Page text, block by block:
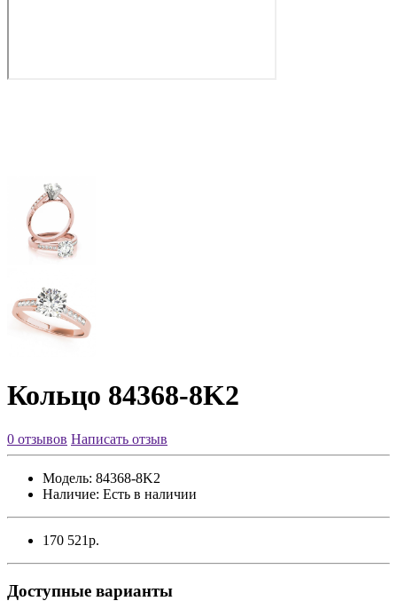
Кольцо 84368-8K2
0 отзывов Написать отзыв
Модель: 84368-8K2
Наличие: Есть в наличии
170 521р.
Доступные варианты